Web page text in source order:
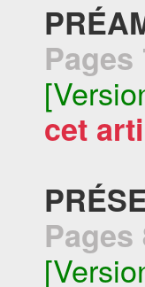
Pages
cet
Pages